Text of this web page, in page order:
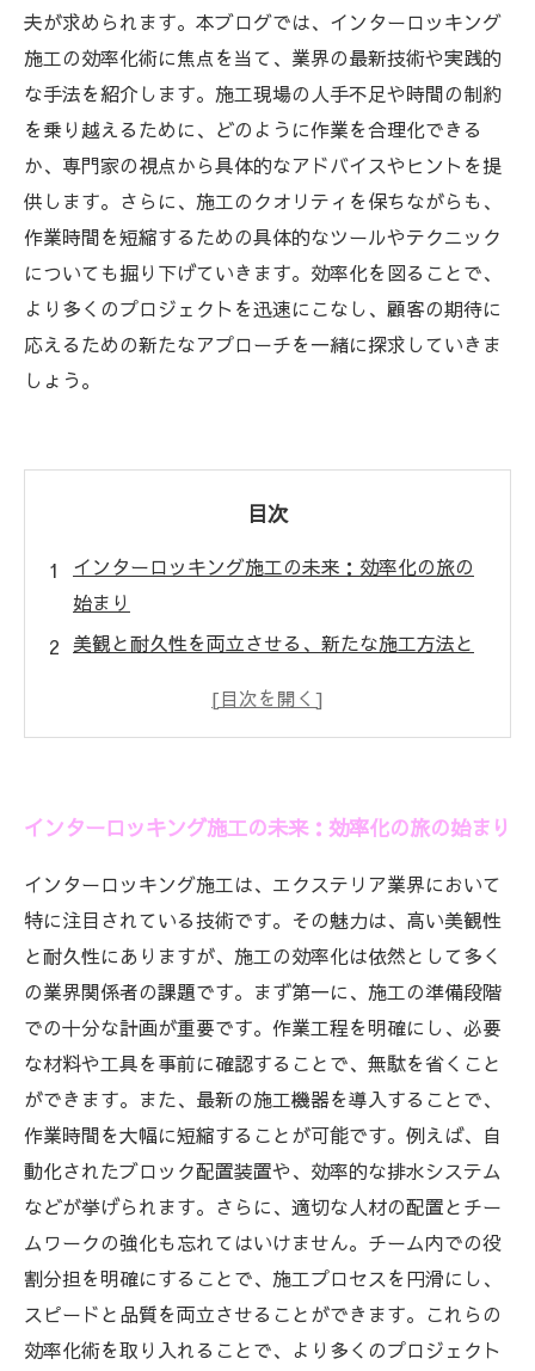
夫が求められます。本ブログでは、インターロッキング
施工の効率化術に焦点を当て、業界の最新技術や実践的
な手法を紹介します。施工現場の人手不足や時間の制約
を乗り越えるために、どのように作業を合理化できる
か、専門家の視点から具体的なアドバイスやヒントを提
供します。さらに、施工のクオリティを保ちながらも、
作業時間を短縮するための具体的なツールやテクニック
についても掘り下げていきます。効率化を図ることで、
より多くのプロジェクトを迅速にこなし、顧客の期待に
応えるための新たなアプローチを一緒に探求していきま
しょう。
目次
インターロッキング施工の未来：効率化の旅の
始まり
美観と耐久性を両立させる、新たな施工方法と
介
施工のクオリティを保ちながら効率を上げる方
法
顧客の期待に応えるための新アプローチとは？
効率化を図ることで実現する、エクステリア施
工の新たな可能性
インターロッキング施工の未来：効率化の旅の始まり
インターロッキング施工は、エクステリア業界において
特に注目されている技術です。その魅力は、高い美観性
と耐久性にありますが、施工の効率化は依然として多く
の業界関係者の課題です。まず第一に、施工の準備段階
での十分な計画が重要です。作業工程を明確にし、必要
な材料や工具を事前に確認することで、無駄を省くこと
ができます。また、最新の施工機器を導入することで、
作業時間を大幅に短縮することが可能です。例えば、自
動化されたブロック配置装置や、効率的な排水システム
などが挙げられます。さらに、適切な人材の配置とチー
ムワークの強化も忘れてはいけません。チーム内での役
割分担を明確にすることで、施工プロセスを円滑にし、
スピードと品質を両立させることができます。これらの
効率化術を取り入れることで、より多くのプロジェクト